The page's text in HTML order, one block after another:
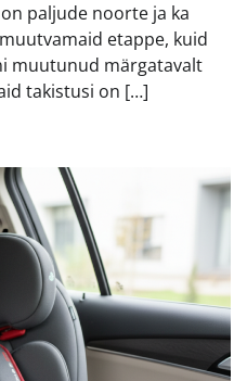
paljude noorte ja ka
etappe, kuid
muutunud märgatavalt
takistusi on […]